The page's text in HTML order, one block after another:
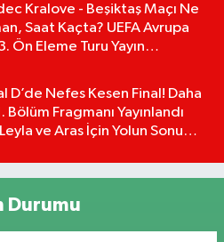
Kralove - Beşiktaş Maçı Ne
Saat Kaçta? UEFA Avrupa
Ön Eleme Turu Yayın
D’de Nefes Kesen Final! Daha
Bölüm Fragmanı Yayınlandı
ve Aras İçin Yolun Sonu
Durumu